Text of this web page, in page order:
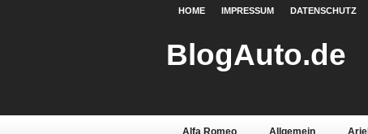
HOME IMPRESSUM DATENSCHUTZ
BlogAuto.de
Alfa Romeo Allgemein Ariel